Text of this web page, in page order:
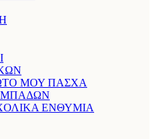
ΜΟΥ ΠΑΣΧΑ
ΕΝΘΥΜΙΑ